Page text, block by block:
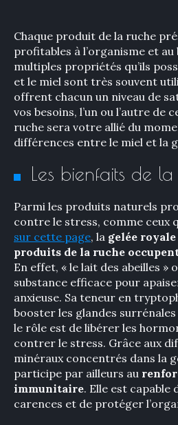
Chaque produit de la ruche
profitables à l’organisme et
multiples propriétés qu’ils
et le miel sont très souvent
offrent chacun un niveau de
vos besoins, l’un ou l’autre de
ruche sera votre allié du
différences entre le miel et la
Les bienfaits de
Parmi les produits naturels
contre le stress, comme ceux
sur cette page, la gelée
produits de la ruche
En effet, « le lait des abeilles »
substance efficace pour
anxieuse. Sa teneur en
booster les glandes
le rôle est de libérer les
contrer le stress. Grâce aux
minéraux concentrés dans la
participe par ailleurs au
immunitaire. Elle est capable
carences et de protéger